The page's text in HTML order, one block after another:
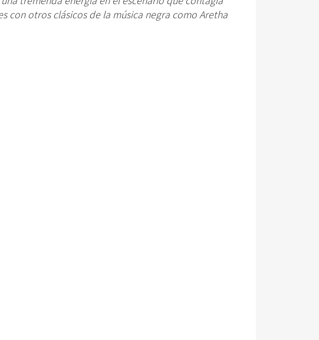
con otrosclásicos de la música negra como Aretha